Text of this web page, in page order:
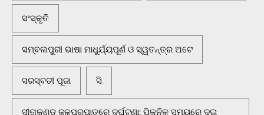
ସଂସ୍କୃତି
ସମ୍ବଲପୁରୀ ଭାଷା ମାଧୁର୍ଯ୍ୟପୂର୍ଣ ଓ ସ୍ୱତନ୍ତ୍ର ଅଟେ
ସରସ୍ବତୀ ପୂଜା ସି
ସୀତାକୁଣ୍ଡ ଜଳପ୍ରପାତରେ ଦୁର୍ଘଟଣା: ପିକନିକ ସମୟରେ ଦୁଇ